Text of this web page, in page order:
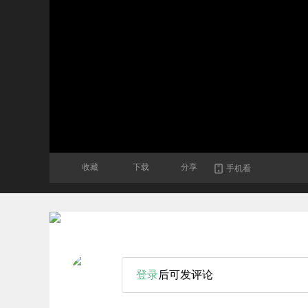
收藏 下载 分享 手机看
登录后可发评论